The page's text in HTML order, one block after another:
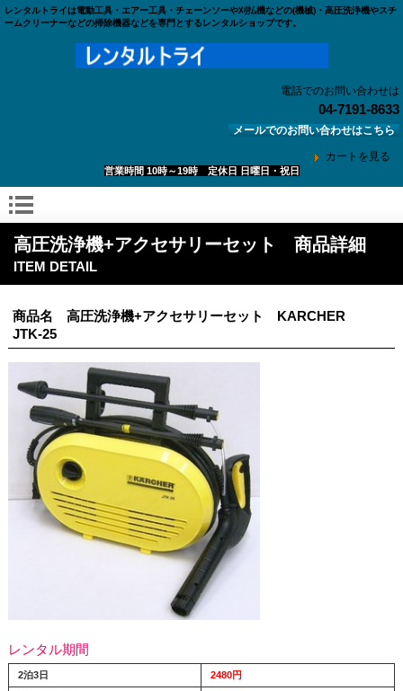
レンタルトライは電動工具・エアー工具・チェーンソーや刈払機などの(機械)・高圧洗浄機やスチ
ームクリーナーなどの掃除機器などを専門とするレンタルショップです。
電話でのお問い合わせは
04-7191-8633
メールでのお問い合わせはこちら
カートを見る
営業時間 10時～19時 定休日 日曜日・祝日
高圧洗浄機+アクセサリーセット 商品詳細
ITEM DETAIL
商品名 高圧洗浄機+アクセサリーセット KARCHER
JTK-25
レンタル期間
2泊3日 2480円